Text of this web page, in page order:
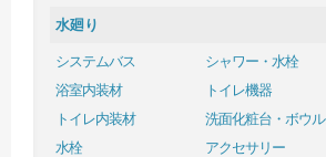
水廻り
システムバス
シャワー・水栓
浴室内装材
トイレ機器
トイレ内装材
洗面化粧台・ボウル
水栓
アクセサリー